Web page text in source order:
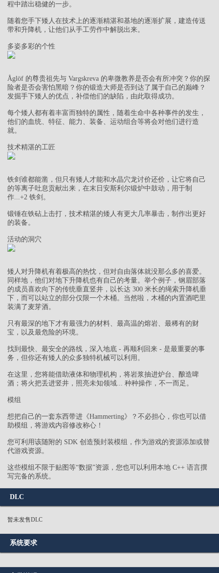
程中踏出稳健的一步。
随着您手下矮人在技术上的逐渐精湛和基地的逐渐扩展，建造传送
带和升降机，让他们从手工劳作中解脱出来。
多姿多彩的个性
Åglöf 的尊贵祖先与 Vargskreva 的卑微教养是否会有所冲突？你的探
险者是否会害怕黑暗？你的锻造大师是否到达了属于自己的巅峰？
发掘手下矮人的优点，补偿他们的缺陷，由此取得成功。
每个矮人都有着丰富而独特的属性，随着生命中各种事件的发生，
他们的血统、特征、能力、装备、运动组合等将会对他们进行造
就。
技术精湛的工匠
铁剑谁都能凿，但只有矮人才能和水晶穴龙讨价还价，让它将自己
的等离子吐息贡献出来，在末日安斯利尔锻炉中鼓动，用于制
作...+2 铁剑。
锻锤在铁砧上击打，技术精湛的矮人有更大几率暴击，制作出更好
的装备。
活动的洞穴
矮人对升降机有着极高的热忱，但对自由落体就没那么多的喜爱。
同样地，他们对地下升降机也有自己的考量。举个例子，钢眉部落
的成员喜欢向下的传统垂直竖井，以长达 300 米长的绳索升降机垂
下，而可以站立的部分仅限一个木桶。当然啦，木桶的内置酒吧里
装满了麦芽酒。
只有最深的地下才有最强力的材料、最高温的熔岩、最稀有的财
宝，以及最危险的环境。
找到最快、最安全的路线，深入地底 - 再顺利回来 - 是最重要的事
务，但你还有矮人的众多独特机械可以利用。
在这里，您将能借助液体和物理机构，将岩浆抽进炉台、酿造啤
酒；将火把丢进竖井，照亮未知领域... 种种操作，不一而足。
模组
想把自己的一套东西带进《Hammerting》？不必担心，你也可以借
助模组，将游戏内容修改称心！
您可利用该随附的 SDK 创造预封装模组，作为游戏的资源添加或替
代游戏资源。
这些模组不限于贴图等“数据”资源，您也可以利用本地 C++ 语言撰
写完备的系统。
DLC
暂未发售DLC
系统要求